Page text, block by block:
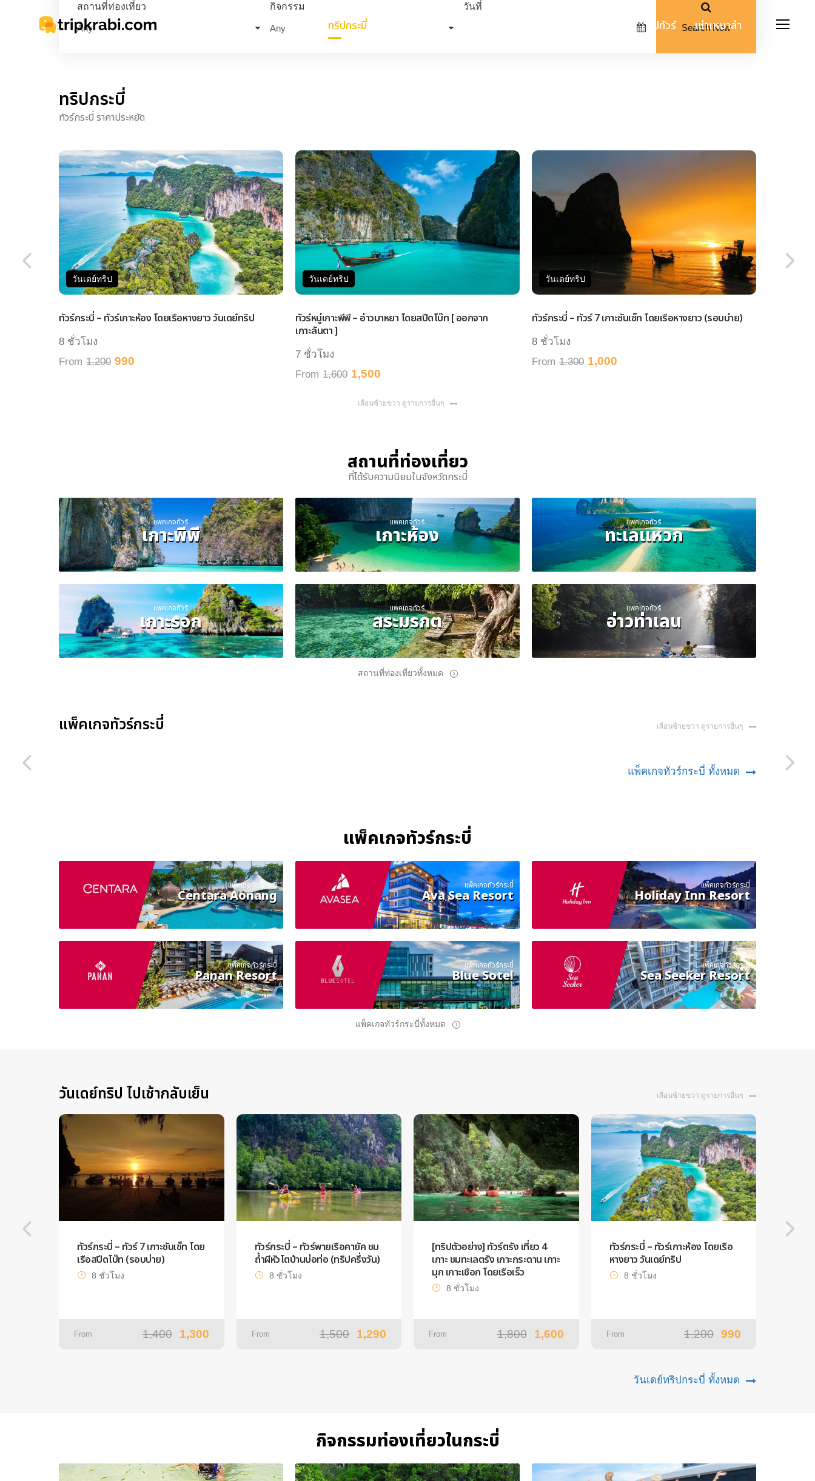
ทริปกระบี่ กรุ๊ปทัวร์ เช่าเหมาลำ
สถานที่ท่องเที่ยว กิจกรรม วันที่
Search Now
ทริปกระบี่
ทัวร์กระบี่ ราคาประหยัด
วันเดย์ทริป
ทัวร์กระบี่ – ทัวร์เกาะห้อง โดยเรือหางยาว วันเดย์ทริป
8 ชั่วโมง
From 1,200 990
วันเดย์ทริป
ทัวร์หมู่เกาะพีพี – อ่าวมาหยา โดยสปีดโบ๊ท [ ออกจาก
เกาะลันตา ]
7 ชั่วโมง
From 1,600 1,500
วันเดย์ทริป
ทัวร์กระบี่ – ทัวร์ 7 เกาะซันเซ็ท โดยเรือหางยาว (รอบบ่าย)
8 ชั่วโมง
From 1,300 1,000
เลื่อนซ้ายขวา ดูรายการอื่นๆ
สถานที่ท่องเที่ยว
ที่ได้รับความนิยมในจังหวัดกระบี่
แพคเกจทัวร์
เกาะพีพี แพคเกจทัวร์
เกาะห้อง แพคเกจทัวร์
ทะเลแหวก
แพคเกจทัวร์
เกาะรอก แพคเกจทัวร์
สระมรกต แพคเกจทัวร์
อ่าวท่าเลน
สถานที่ท่องเที่ยวทั้งหมด
แพ็คเกจทัวร์กระบี่ เลื่อนซ้ายขวา ดูรายการอื่นๆ
แพ็คเกจทัวร์กระบี่ ทั้งหมด
แพ็คเกจทัวร์กระบี่
แพ็คเกจทัวร์กระบี่
Centara Aonang
แพ็คเกจทัวร์กระบี่
Ava Sea Resort
แพ็คเกจทัวร์กระบี่
Holiday Inn Resort
แพ็คเกจทัวร์กระบี่
Panan Resort
แพ็คเกจทัวร์กระบี่
Blue Sotel
แพ็คเกจทัวร์กระบี่
Sea Seeker Resort
แพ็คเกจทัวร์กระบี่ทั้งหมด
วันเดย์ทริป ไปเช้ากลับเย็น เลื่อนซ้ายขวา ดูรายการอื่นๆ
ทัวร์กระบี่ – ทัวร์ 7 เกาะซันเซ็ท โดย
เรือสปีดโบ๊ท (รอบบ่าย)
8 ชั่วโมง
From 1,400 1,300
ทัวร์กระบี่ – ทัวร์พายเรือคายัค ชม
ถ้ำผีหัวโตบ้านบ่อท่อ (ทริปครึ่งวัน)
8 ชั่วโมง
From 1,500 1,290
[ทริปตัวอย่าง] ทัวร์ตรัง เที่ยว 4
เกาะ ชมทะเลตรัง เกาะกระดาน เกาะ
มุก เกาะเชือก โดยเรือเร็ว
8 ชั่วโมง
From 1,800 1,600
ทัวร์กระบี่ – ทัวร์เกาะห้อง โดยเรือ
หางยาว วันเดย์ทริป
8 ชั่วโมง
From 1,200 990
วันเดย์ทริปกระบี่ ทั้งหมด
กิจกรรมท่องเที่ยวในกระบี่